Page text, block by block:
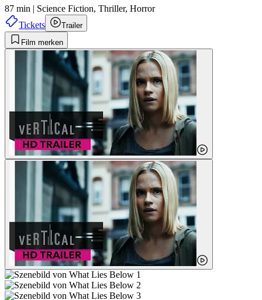
87 min | Science Fiction, Thriller, Horror
Tickets
Trailer
Film merken